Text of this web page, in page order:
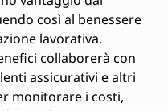
così al benessere
lavorativa.
collaborerà con
assicurativi e altri
monitorare i costi,